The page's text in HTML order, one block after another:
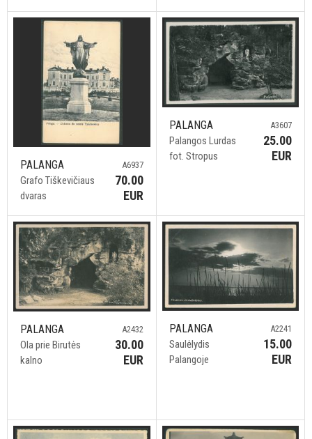
PALANGA
Grafo Tiškevičiaus
dvaras
A6937
70.00
EUR
PALANGA
Palangos Lurdas
fot. Stropus
A3607
25.00
EUR
PALANGA
Ola prie Birutės
kalno
A2432
30.00
EUR
PALANGA
Saulėlydis
Palangoje
A2241
15.00
EUR